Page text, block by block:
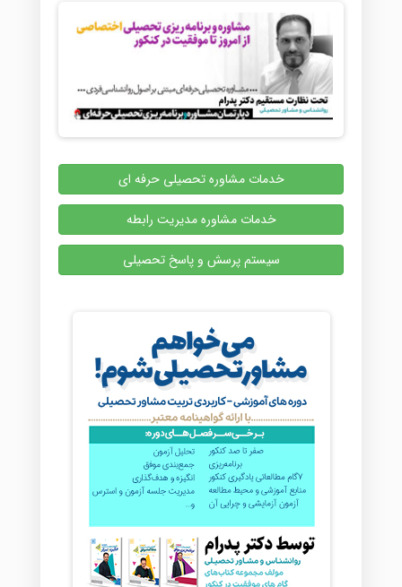
خدمات مشاوره تحصیلی حرفه ای
خدمات مشاوره مدیریت رابطه
سیستم پرسش و پاسخ تحصیلی